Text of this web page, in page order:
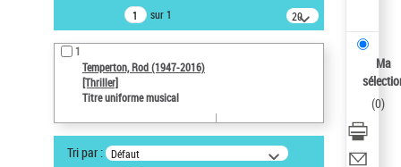
notices d’autorité
Œuvres liées à l'auteur :
Temperton, Rod (1947-2016)
sur 1
20
résultats/page
1
Temperton, Rod (1947-2016)
[Thriller]
Titre uniforme musical
Tri par : Défaut
Ma
(0)